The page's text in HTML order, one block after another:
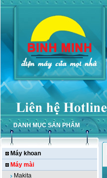
DANH MỤC SẢN PHẨM
Máy khoan
Máy mài
Makita